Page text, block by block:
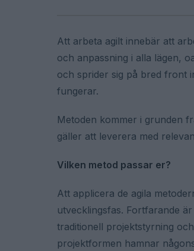
Att arbeta agilt innebär att
och anpassning i alla lägen,
och sprider sig på bred front
fungerar.
Metoden kommer i grunden
gäller att leverera med
Vilken metod passar er?
Att applicera de agila
utvecklingsfas. Fortfarande
traditionell projektstyrning
projektformen hamnar